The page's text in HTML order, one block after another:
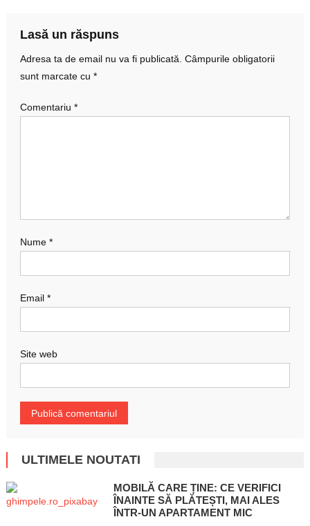
Lasă un răspuns
Adresa ta de email nu va fi publicată. Câmpurile obligatorii
sunt marcate cu *
Comentariu *
Nume *
Email *
Site web
ULTIMELE NOUTATI
MOBILĂ CARE ȚINE: CE VERIFICI
ÎNAINTE SĂ PLĂTEȘTI, MAI ALES
ÎNTR-UN APARTAMENT MIC